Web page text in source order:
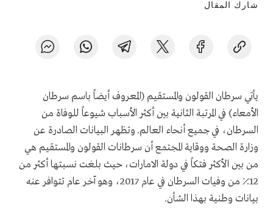
شارك المقال
يأتي سرطان القولون والمستقيم (المعروف أيضاً باسم سرطان
الأمعاء) في المرتبة الثانية بين أكثر الأسباب شيوعاً للوفاة من
السرطان، في جميع أنحاء العالم. وتظهر البيانات الصادرة عن
وزارة الصحة ووقاية المجتمع أن سرطانات القولون والمستقيم هي
من بين الأكثر فتكاً في دولة الامارات، حيث بلغت نسبتها أكثر من
12٪ من وفيات السرطان في عام 2017، وهو آخر عام تتوافر عنه
بيانات وطنية بهذا الشأن.